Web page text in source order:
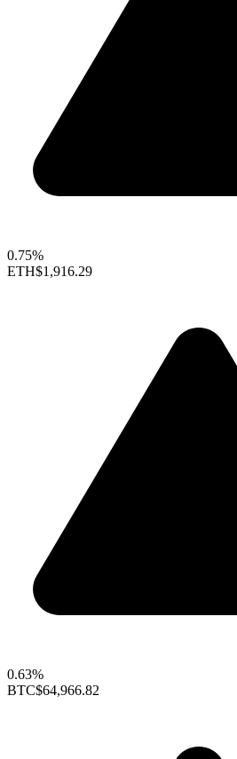
0.75%
ETH$1,916.29
0.63%
BTC$64,966.82